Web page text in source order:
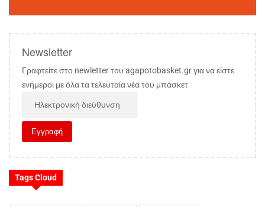
Newsletter
Γραφτείτε στο newletter του agapotobasket.gr για να είστε
ενήμεροι με όλα τα τελευταία νέα του μπάσκετ
Tags Cloud